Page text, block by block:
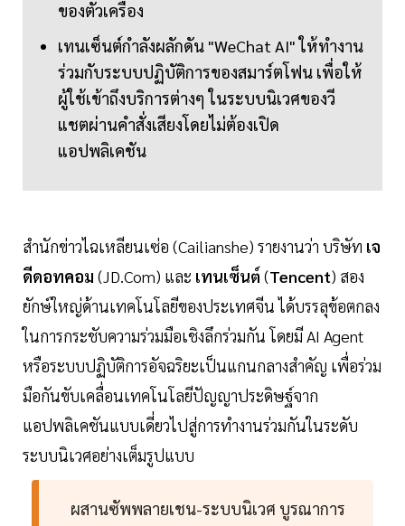
ของตัวเครื่อง
เทนเซ็นต์กำลังผลักดัน "WeChat AI" ให้ทำงาน
ร่วมกับระบบปฏิบัติการของสมาร์ตโฟน เพื่อให้
ผู้ใช้เข้าถึงบริการต่างๆ ในระบบนิเวศของวี
แชตผ่านคำสั่งเสียงโดยไม่ต้องเปิด
แอปพลิเคชัน
สำนักข่าวไฉเหลียนเซ่อ (Cailianshe) รายงานว่า บริษัท เจ
ดีดอทคอม (JD.Com) และ เทนเซ็นต์ (Tencent) สอง
ยักษ์ใหญ่ด้านเทคโนโลยีของประเทศจีน ได้บรรลุข้อตกลง
ในการกระชับความร่วมมือเชิงลึกร่วมกัน โดยมี AI Agent
หรือระบบปฏิบัติการอัจฉริยะเป็นแกนกลางสำคัญ เพื่อร่วม
มือกันขับเคลื่อนเทคโนโลยีปัญญาประดิษฐ์จาก
แอปพลิเคชันแบบเดี่ยวไปสู่การทำงานร่วมกันในระดับ
ระบบนิเวศอย่างเต็มรูปแบบ
ผสานซัพพลายเชน-ระบบนิเวศ บูรณาการ